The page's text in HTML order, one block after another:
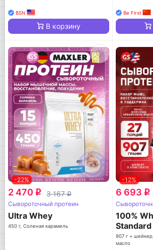
BSN
В корзину
Be First
-22%
2 470 q 3 167q
Сывороточный протеин
Ultra Whey
450 г, Соленая карамель
-12%
6 693 q
100%
Standard
907 г +
масло